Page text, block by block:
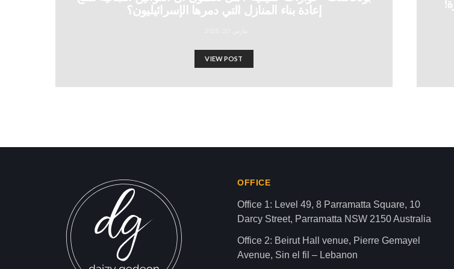
إعادة بناء المنازل التي دمرها الإسرائيليون؟
VIEW POST